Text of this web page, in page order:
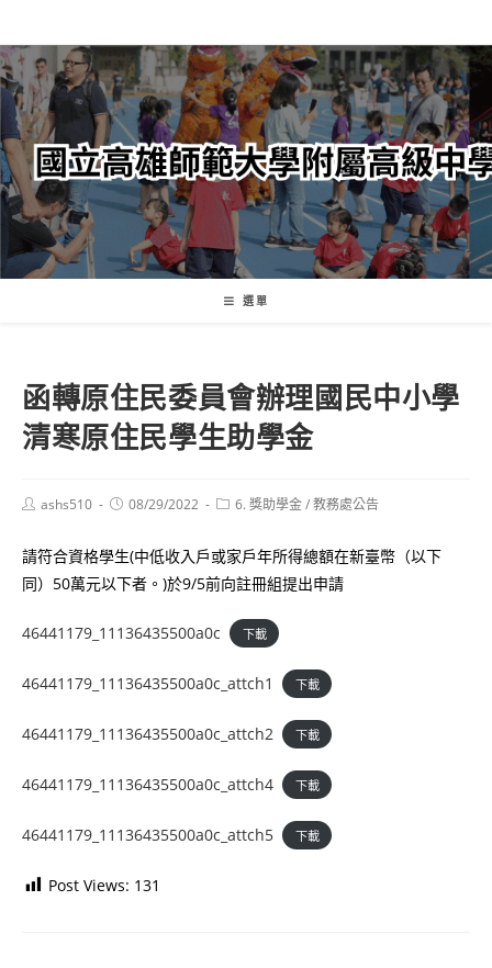
轉
至
主
內
容
選單
函轉原住民委員會辦理國民中小學
清寒原住民學生助學金
Postashs510
Post08/29/2022
Post6. 獎助學金/教務處公告
請符合資格學生(中低收入戶或家戶年所得總額在新臺幣（以下
同）50萬元以下者。)於9/5前向註冊組提出申請
46441179_11136435500a0c 下載
46441179_11136435500a0c_attch1 下載
46441179_11136435500a0c_attch2 下載
46441179_11136435500a0c_attch4 下載
46441179_11136435500a0c_attch5 下載
Post Views: 131